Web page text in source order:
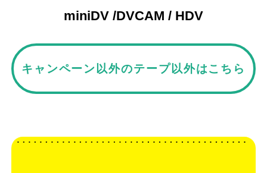
miniDV /DVCAM / HDV
キャンペーン以外のテープ以外はこちら